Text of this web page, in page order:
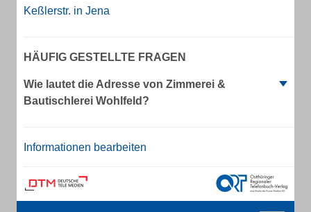
Keßlerstr. in Jena
HÄUFIG GESTELLTE FRAGEN
Wie lautet die Adresse von Zimmerei &
Bautischlerei Wohlfeld?
Informationen bearbeiten